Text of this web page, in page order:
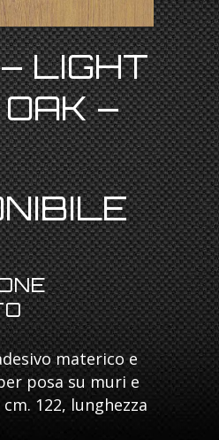
LIGHT
–
materico e
posa su muri e
122, lunghezza